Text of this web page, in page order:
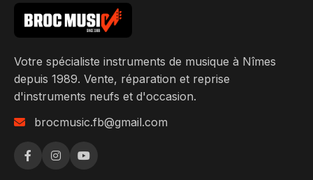
Votre spécialiste instruments de musique à Nîmes
depuis 1989. Vente, réparation et reprise
d'instruments neufs et d'occasion.
brocmusic.fb@gmail.com